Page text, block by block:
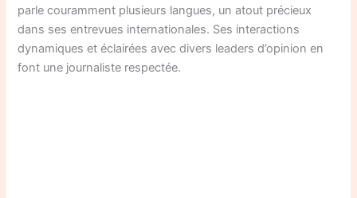
parle couramment plusieurs langues, un atout précieux
dans ses entrevues internationales. Ses interactions
dynamiques et éclairées avec divers leaders d’opinion en
font une journaliste respectée.